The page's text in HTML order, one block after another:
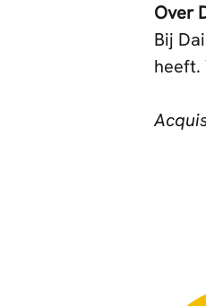
Over
Bij
heeft.